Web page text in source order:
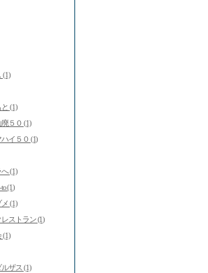
(1)
(1)
５０ (1)
イ５０ (1)
(1)
(1)
(1)
ストラン (1)
(1)
ザス (1)